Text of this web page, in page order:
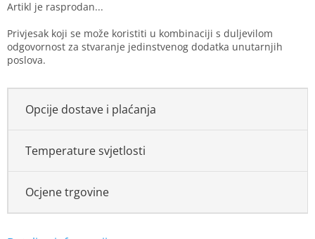
Privjesak koji se može koristiti u kombinaciji s duljevilom
odgovornost za stvaranje jedinstvenog dodatka unutarnjih
poslova.
Opcije dostave i plaćanja
Temperature svjetlosti
Ocjene trgovine